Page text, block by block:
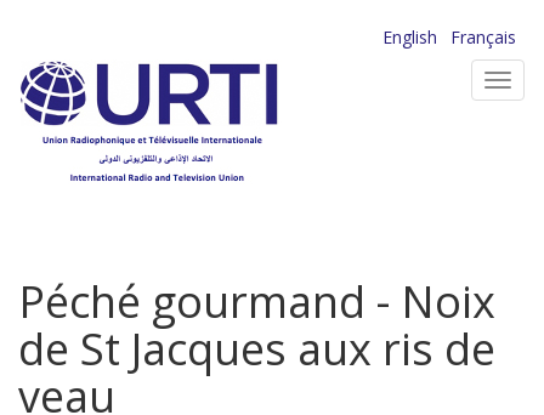
contenu
principal
English
Français
Péché gourmand - Noix
de St Jacques aux ris de
veau